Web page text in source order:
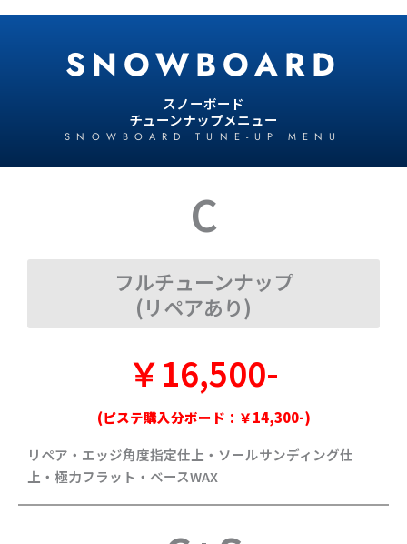
SNOWBOARD
スノーボード
チューンナップメニュー
SNOWBOARD TUNE-UP MENU
C
フルチューンナップ
(リペアあり)
￥16,500-
(ピステ購入分ボード：￥14,300-)
リペア・エッジ角度指定仕上・ソールサンディング仕
上・極力フラット・ベースWAX